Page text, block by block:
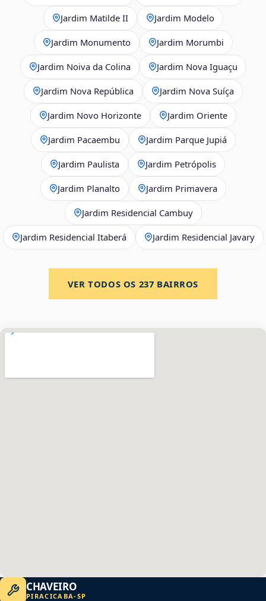
Jardim Matilde II Jardim Modelo
Jardim Monumento Jardim Morumbi
Jardim Noiva da Colina Jardim Nova Iguaçu
Jardim Nova República Jardim Nova Suíça
Jardim Novo Horizonte Jardim Oriente
Jardim Pacaembu Jardim Parque Jupiá
Jardim Paulista Jardim Petrópolis
Jardim Planalto Jardim Primavera
Jardim Residencial Cambuy
Jardim Residencial Itaberá Jardim Residencial Javary
VER TODOS OS 237 BAIRROS
CHAVEIRO
PIRACICABA-SP